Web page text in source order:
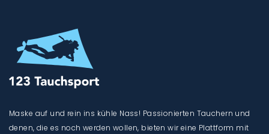
Maske auf und rein ins kühle Nass! Passionierten Tauchern und
denen, die es noch werden wollen, bieten wir eine Plattform mit